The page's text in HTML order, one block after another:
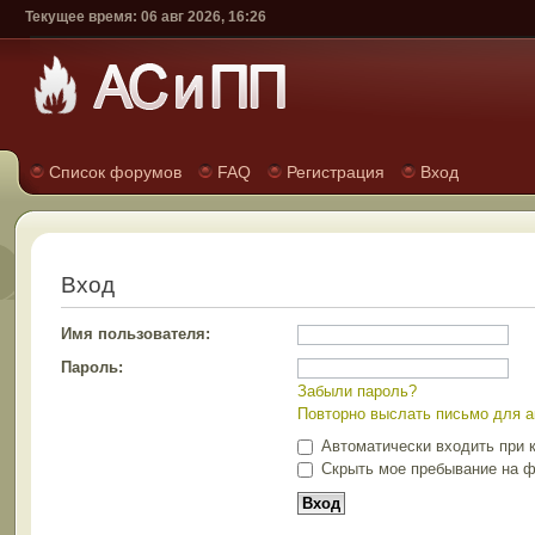
Текущее время: 06 авг 2026, 16:26
Список форумов FAQ Регистрация Вход
Вход
Имя пользователя:
Пароль:
Забыли пароль?
Повторно выслать письмо для
Автоматически входить
Скрыть мое пребывание на